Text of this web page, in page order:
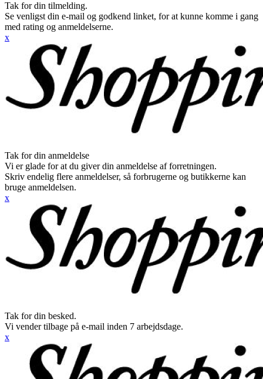
Tak for din tilmelding.
Se venligst din e-mail og godkend linket, for at kunne komme i gang
med rating og anmeldelserne.
x
Tak for din anmeldelse
Vi er glade for at du giver din anmeldelse af forretningen.
Skriv endelig flere anmeldelser, så forbrugerne og butikkerne kan
bruge anmeldelsen.
x
Tak for din besked.
Vi vender tilbage på e-mail inden 7 arbejdsdage.
x